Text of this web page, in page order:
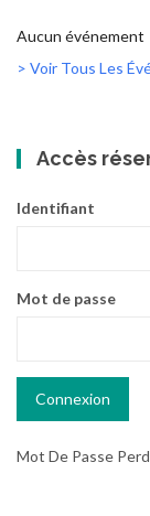
Aucun événement
> Voir Tous Les
Accès
Identifiant
Mot de passe
Mot De Passe